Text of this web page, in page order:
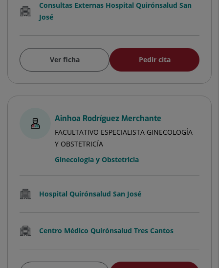
Consultas Externas Hospital Quirónsalud San
José
Ver ficha Pedir cita
Ainhoa Rodríguez Merchante
FACULTATIVO ESPECIALISTA GINECOLOGÍA
Y OBSTETRICÍA
Ginecología y Obstetricia
Hospital Quirónsalud San José
Centro Médico Quirónsalud Tres Cantos